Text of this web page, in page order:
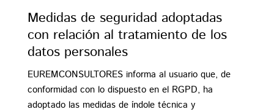
Medidas de seguridad adoptadas
con relación al tratamiento de los
datos personales
EUREMCONSULTORES informa al usuario que, de
conformidad con lo dispuesto en el RGPD, ha
adoptado las medidas de índole técnica y